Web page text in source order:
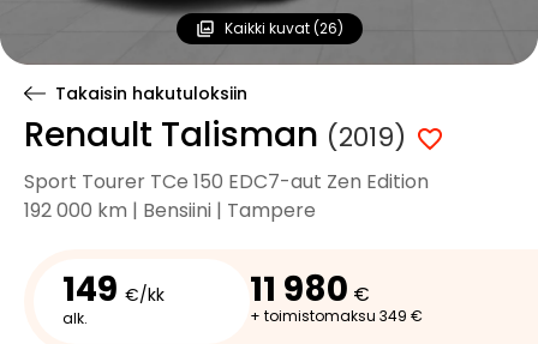
Kaikki kuvat (26)
Takaisin hakutuloksiin
Renault Talisman (2019)
Sport Tourer TCe 150 EDC7-aut Zen Edition
192 000 km | Bensiini | Tampere
149 €/kk
alk.
11 980 €
+ toimistomaksu 349 €